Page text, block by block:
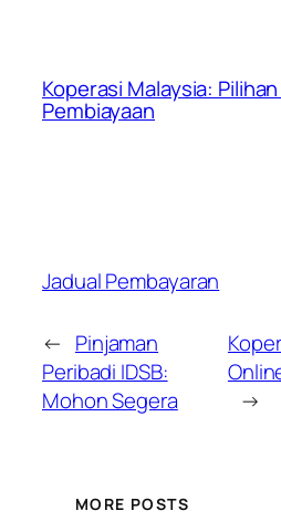
Koperasi Malaysia:
Pembiayaan
Jadual Pembayaran
← Pinjaman
Peribadi IDSB:
Mohon Segera
→
MORE POSTS